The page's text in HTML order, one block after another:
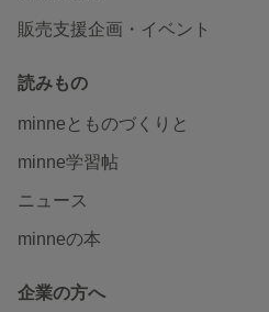
販売支援企画・イベント
読みもの
minneとものづくりと
minne学習帖
ニュース
minneの本
企業の方へ